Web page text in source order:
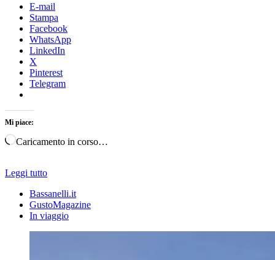
E-mail
Stampa
Facebook
WhatsApp
LinkedIn
X
Pinterest
Telegram
Mi piace:
Caricamento in corso…
Leggi tutto
Bassanelli.it
GustoMagazine
In viaggio